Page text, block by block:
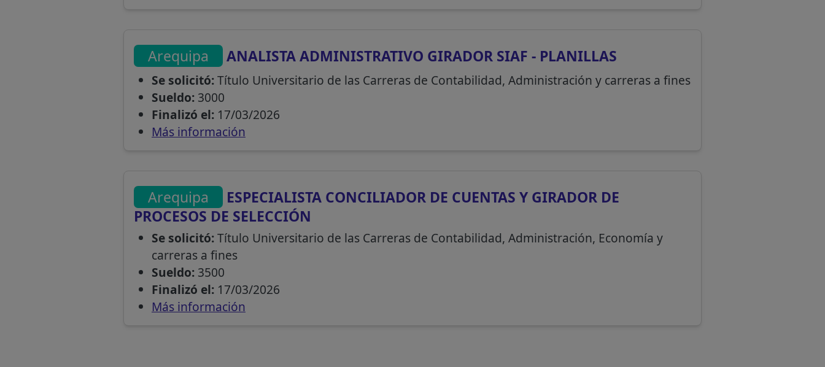
Arequipa ANALISTA ADMINISTRATIVO GIRADOR SIAF - PLANILLAS
Se solicitó:Título Universitario de las Carreras de Contabilidad, Administración y carreras a fines
Sueldo:3000
Finalizó el:17/03/2026
Más información
Arequipa
ESPECIALISTA CONCILIADOR DE CUENTAS Y GIRADOR DE
PROCESOS DE SELECCIÓN
Se solicitó:Título Universitario de las Carreras de Contabilidad, Administración, Economía y
carreras a fines
Sueldo:3500
Finalizó el:17/03/2026
Más información